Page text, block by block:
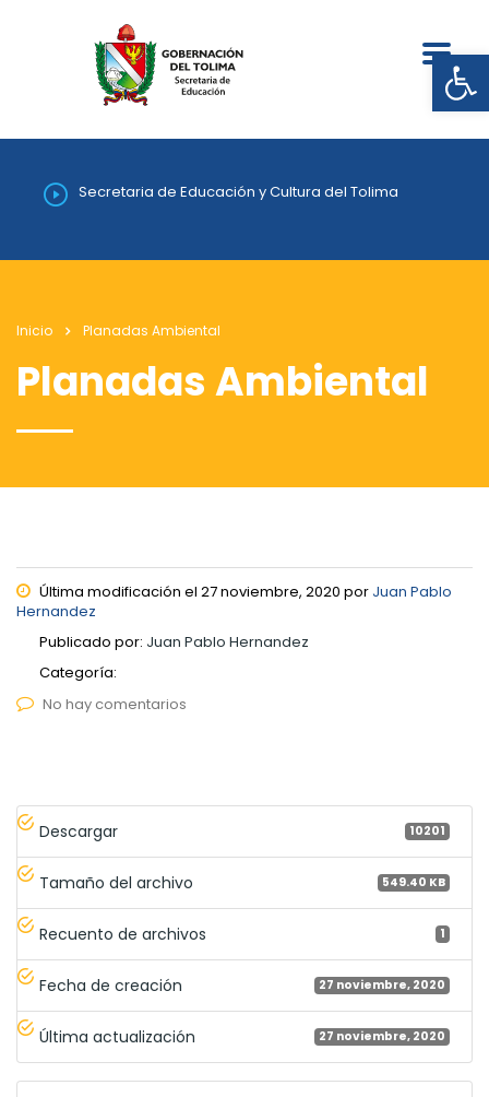
Secretaria de Educación y Cultura del Tolima
Inicio Planadas Ambiental
Planadas Ambiental
Última modificación el 27 noviembre, 2020 por Juan Pablo
Hernandez
Publicado por: Juan Pablo Hernandez
Categoría:
No hay comentarios
Descargar 10201
Tamaño del archivo 549.40 KB
Recuento de archivos 1
Fecha de creación 27 noviembre, 2020
Última actualización 27 noviembre, 2020